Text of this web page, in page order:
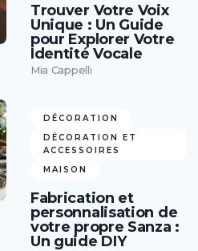
Trouver Votre Voix
Unique : Un Guide
pour Explorer Votre
Identité Vocale
Mia Cappelli
DÉCORATION
DÉCORATION ET
ACCESSOIRES
MAISON
Fabrication et
personnalisation de
votre propre Sanza :
Un guide DIY